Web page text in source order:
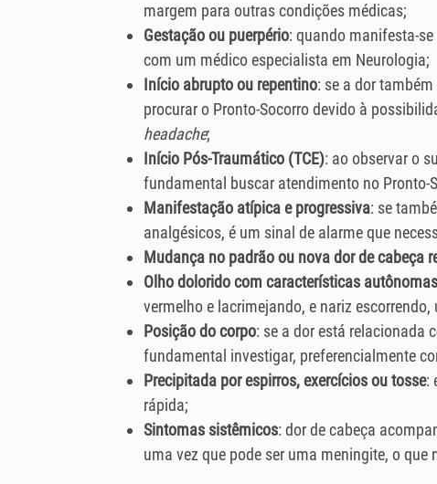
margem para outras condições médicas;
Gestação ou puerpério: quando manifesta-
com um médico especialista em Neurologia;
Início abrupto ou repentino: se a dor
procurar o Pronto-Socorro devido à
headache;
Início Pós-Traumático (TCE): ao observar o
fundamental buscar atendimento no
Manifestação atípica e progressiva: se
analgésicos, é um sinal de alarme que
Mudança no padrão ou nova dor de cabeça
Olho dolorido com características autônomas
vermelho e lacrimejando, e nariz
Posição do corpo: se a dor está relacionada
fundamental investigar, preferencialmente
Precipitada por espirros, exercícios ou tosse:
rápida;
Sintomas sistêmicos: dor de cabeça
uma vez que pode ser uma meningite, o